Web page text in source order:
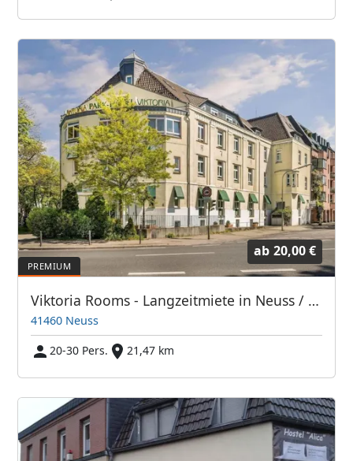
ab 20,00 €
Viktoria Rooms - Langzeitmiete in Neuss / Monteurzimmer
41460 Neuss
20-30 Pers.
21,47 km